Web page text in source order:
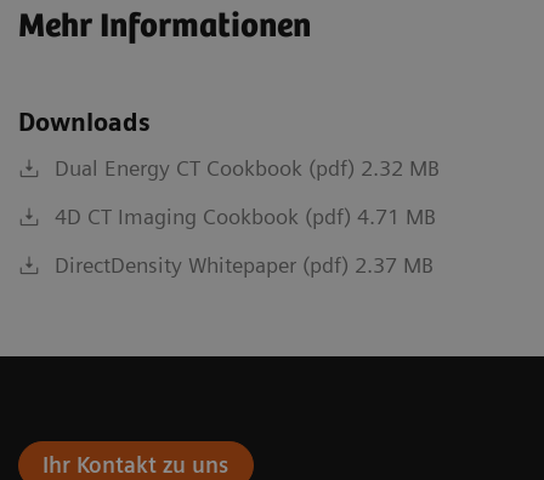
Mehr Informationen
Downloads
Dual Energy CT Cookbook (pdf) 2.32 MB
4D CT Imaging Cookbook (pdf) 4.71 MB
DirectDensity Whitepaper (pdf) 2.37 MB
Ihr Kontakt zu uns